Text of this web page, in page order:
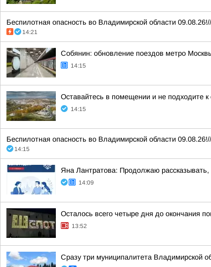
Беспилотная опасность во Владимирской области 09.08.26!//
14:21
Собянин: обновление поездов метро
14:15
Оставайтесь в помещении и не подходите
14:15
Беспилотная опасность во Владимирской области 09.08.26!//
14:15
Яна Лантратова: Продолжаю
14:09
Осталось всего четыре дня до окончания
13:52
Сразу три муниципалитета Владимирской